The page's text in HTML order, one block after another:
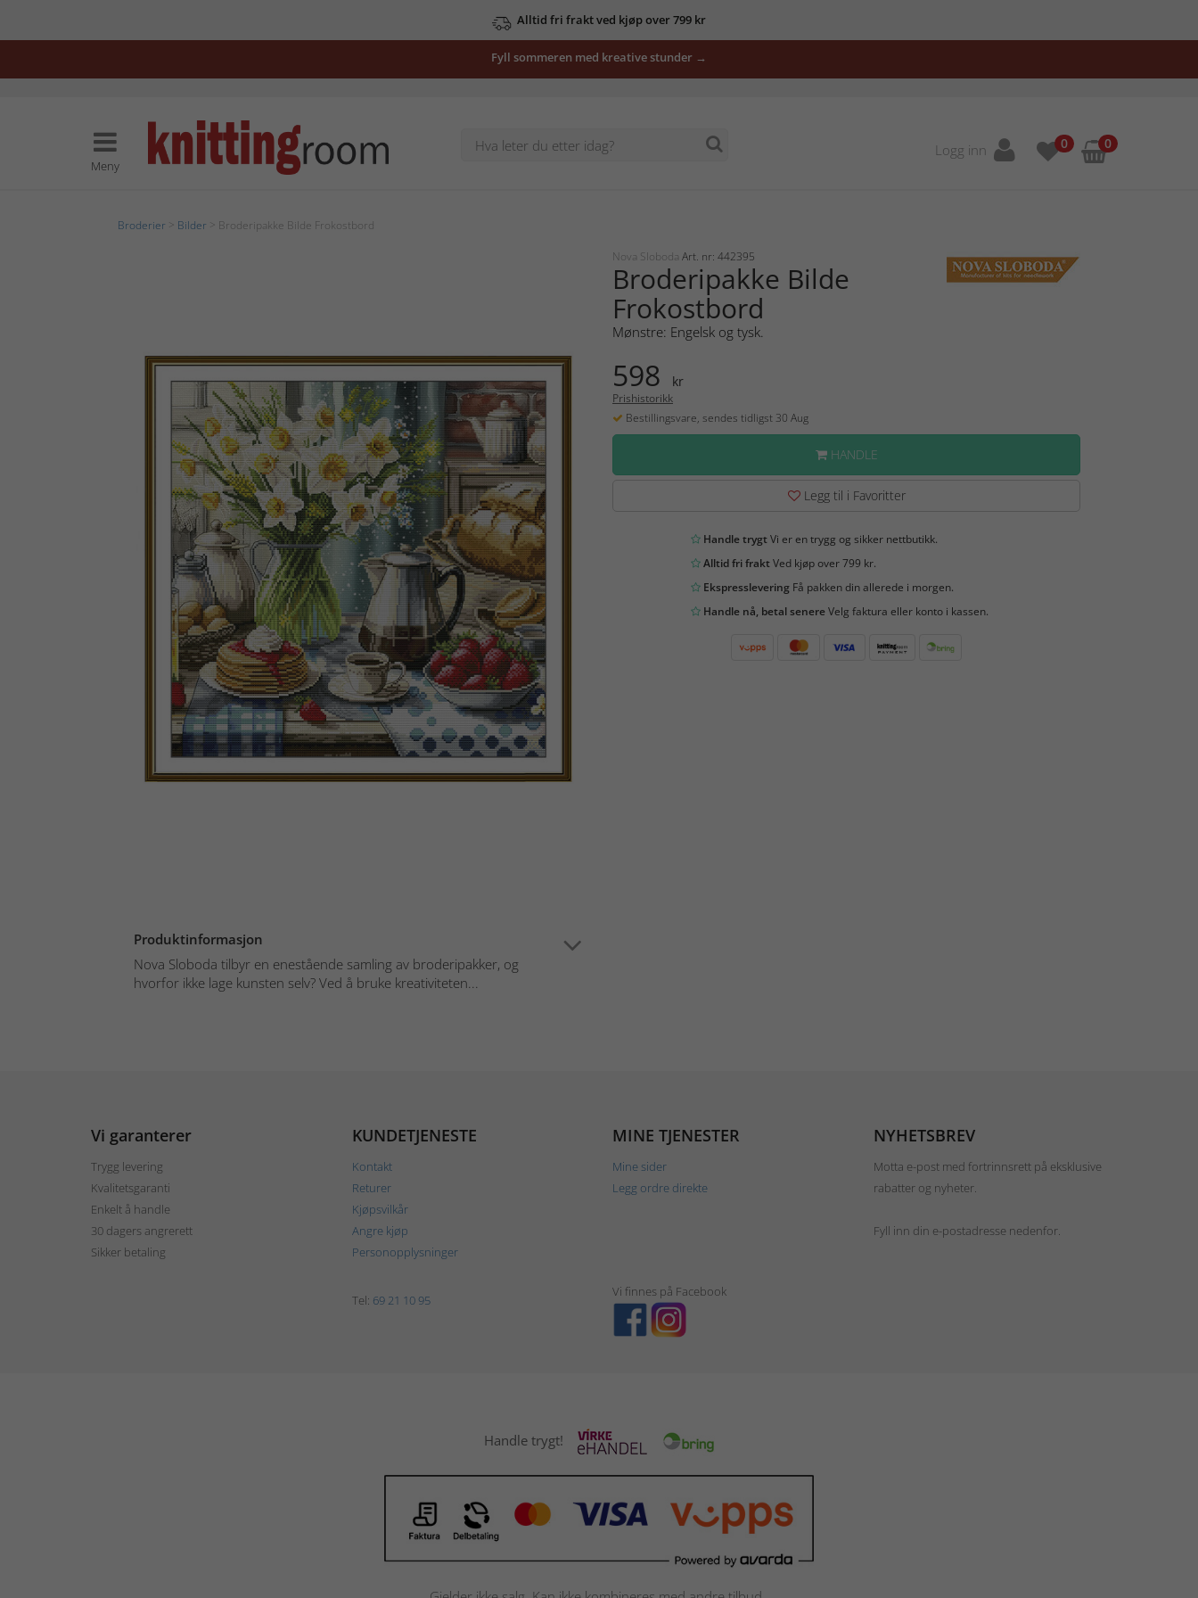
Alltid fri frakt ved kjøp over 799 kr
Fyll sommeren med kreative stunder →
Meny
Logg inn 0 0
Broderier Bilder > Broderipakke Bilde Frokostbord
Produktinformasjon
Nova Sloboda tilbyr en enestående samling av broderipakker, og
hvorfor ikke lage kunsten selv? Ved å bruke kreativiteten...
Nova Sloboda Art. nr: 442395
Broderipakke Bilde
Frokostbord
Mønstre: Engelsk og tysk.
598 kr
Prishistorikk
Bestillingsvare, sendes tidligst 30 Aug
HANDLE
Legg til i Favoritter
Handle trygtVi er en trygg og sikker nettbutikk.
Alltid fri fraktVed kjøp over 799 kr.
EkspressleveringFå pakken din allerede i morgen.
Handle nå, betal senereVelg faktura eller konto i kassen.
Vi garanterer
Trygg levering
Kvalitetsgaranti
Enkelt å handle
30 dagers angrerett
Sikker betaling
KUNDETJENESTE
Kontakt
Returer
Kjøpsvilkår
Angre kjøp
Personopplysninger
MINE TJENESTER
Mine sider
Legg ordre direkte
NYHETSBREV
Motta e-post med fortrinnsrett på eksklusive
rabatter og nyheter.
Fyll inn din e-postadresse nedenfor.
Tel: 69 21 10 95
Vi finnes på Facebook
Handle trygt!